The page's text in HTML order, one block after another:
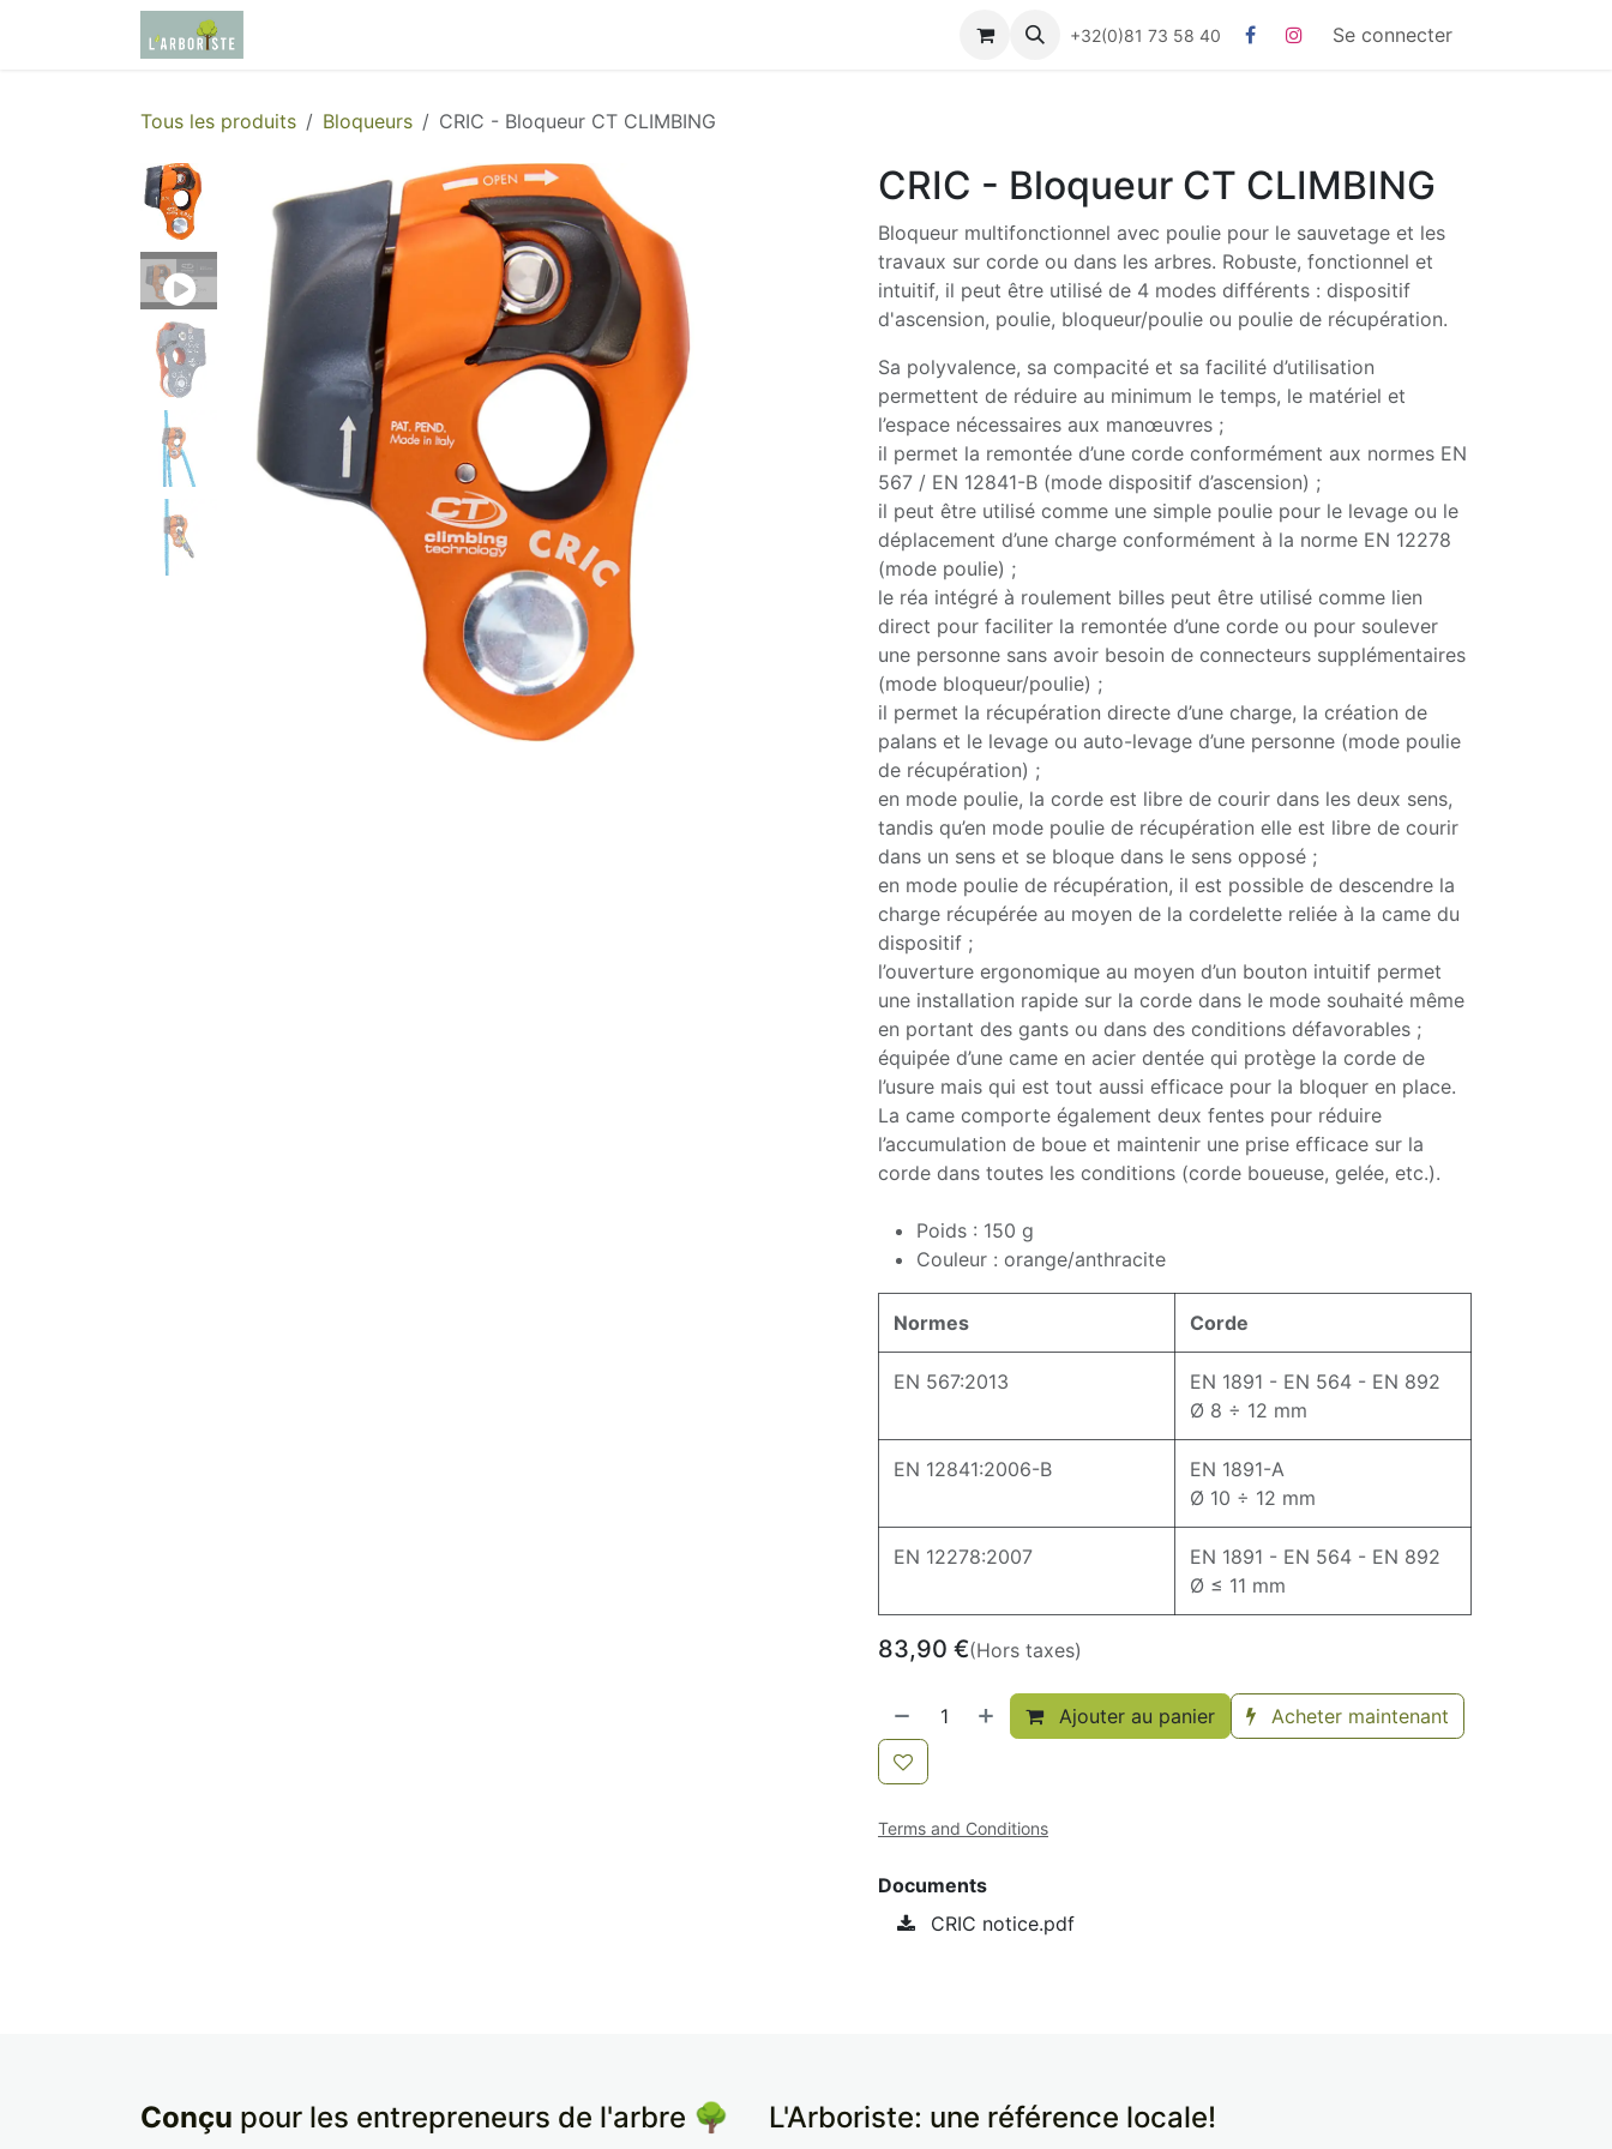
Se rendre au contenu
Contactez-nous +32(0)81 73 58 40 Se connecter
Tous les produits Bloqueurs CRIC - Bloqueur CT CLIMBING
CRIC - Bloqueur CT CLIMBING
Bloqueur multifonctionnel avec poulie pour le sauvetage et les
travaux sur corde ou dans les arbres. Robuste, fonctionnel et
intuitif, il peut être utilisé de 4 modes différents : dispositif
d'ascension, poulie, bloqueur/poulie ou poulie de récupération.
Sa polyvalence, sa compacité et sa facilité d’utilisation
permettent de réduire au minimum le temps, le matériel et
l’espace nécessaires aux manœuvres ;
il permet la remontée d’une corde conformément aux normes EN
567 / EN 12841-B (mode dispositif d’ascension) ;
il peut être utilisé comme une simple poulie pour le levage ou le
déplacement d’une charge conformément à la norme EN 12278
(mode poulie) ;
le réa intégré à roulement billes peut être utilisé comme lien
direct pour faciliter la remontée d’une corde ou pour soulever
une personne sans avoir besoin de connecteurs supplémentaires
(mode bloqueur/poulie) ;
il permet la récupération directe d’une charge, la création de
palans et le levage ou auto-levage d’une personne (mode poulie
de récupération) ;
en mode poulie, la corde est libre de courir dans les deux sens,
tandis qu’en mode poulie de récupération elle est libre de courir
dans un sens et se bloque dans le sens opposé ;
en mode poulie de récupération, il est possible de descendre la
charge récupérée au moyen de la cordelette reliée à la came du
dispositif ;
l’ouverture ergonomique au moyen d’un bouton intuitif permet
une installation rapide sur la corde dans le mode souhaité même
en portant des gants ou dans des conditions défavorables ;
équipée d’une came en acier dentée qui protège la corde de
l’usure mais qui est tout aussi efficace pour la bloquer en place.
La came comporte également deux fentes pour réduire
l’accumulation de boue et maintenir une prise efficace sur la
corde dans toutes les conditions (corde boueuse, gelée, etc.).
Poids : 150 g
Couleur : orange/anthracite
Normes Corde
EN 567:2013
EN 1891 - EN 564 - EN 892
Ø 8 ÷ 12 mm
EN 12841:2006-B
EN 1891-A
Ø 10 ÷ 12 mm
EN 12278:2007
EN 1891 - EN 564 - EN 892
Ø ≤ 11 mm
83,90 €(Hors taxes)
Ajouter au panier Acheter maintenant
Terms and Conditions
Documents
CRIC notice.pdf
Conçu pour les entrepreneurs de l'arbre 🌳 ​L'Arboriste: une référence locale!